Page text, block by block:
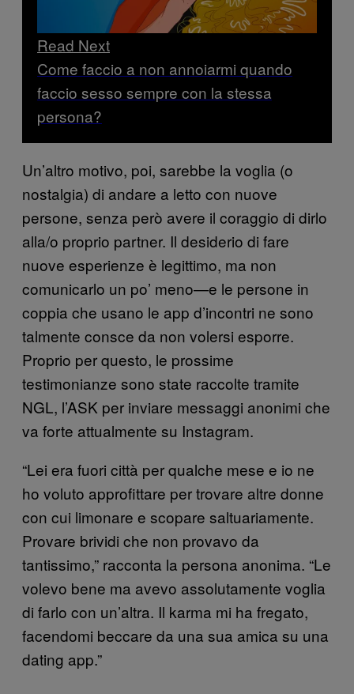
Read Next
Come faccio a non annoiarmi quando
faccio sesso sempre con la stessa
persona?
Un’altro motivo, poi, sarebbe la voglia (o
nostalgia) di andare a letto con nuove
persone, senza però avere il coraggio di dirlo
alla/o proprio partner. Il desiderio di fare
nuove esperienze è legittimo, ma non
comunicarlo un po’ meno—e le persone in
coppia che usano le app d’incontri ne sono
talmente consce da non volersi esporre.
Proprio per questo, le prossime
testimonianze sono state raccolte tramite
NGL, l’ASK per inviare messaggi anonimi che
va forte attualmente su Instagram.
“Lei era fuori città per qualche mese e io ne
ho voluto approfittare per trovare altre donne
con cui limonare e scopare saltuariamente.
Provare brividi che non provavo da
tantissimo,” racconta la persona anonima. “Le
volevo bene ma avevo assolutamente voglia
di farlo con un’altra. Il karma mi ha fregato,
facendomi beccare da una sua amica su una
dating app.”